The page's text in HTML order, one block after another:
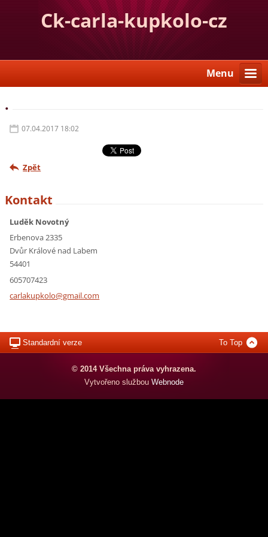
Ck-carla-kupkolo-cz
Menu
.
07.04.2017 18:02
Zpět
Kontakt
Luděk Novotný
Erbenova 2335
Dvůr Králové nad Labem
54401
605707423
carlakupkolo@gmail.com
Standardní verze To Top
© 2014 Všechna práva vyhrazena.
Vytvořeno službou Webnode